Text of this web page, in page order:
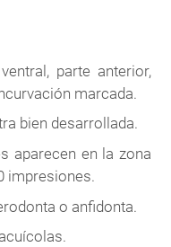
parte anterior,
marcada.
bien desarrollada.
aparecen en la zona
impresiones.
o anfidonta.